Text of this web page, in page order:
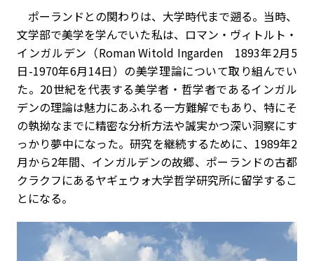
ポーランドとの関わりは、大学時代まで遡る。当時、
文学部で美学を学んでいた私は、ロマン・ヴィトルト・
インガルデン（Roman Witold Ingarden 1893年2月5
日-1970年6月14日）の美学理論について取り組んでい
た。20世紀を代表する美学者・哲学者であるインガル
デンの理論は魅力にあふれる一方難解でもあり、特にそ
の執拗なまでに精密な分析方法や誠実かつ深い洞察にす
っかり夢中になった。研究を継続するために、1989年2
月から2年間、インガルデンの故郷、ポーランドの古都
クラクフにあるヤギェウォ大学哲学研究所に留学するこ
とになる。